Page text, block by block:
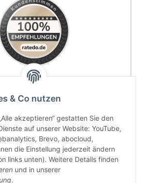
4.9 / 5
SEHR GUT
Empfehlungsrate
aus 11 Bewertungen
Bewertungen ansehen
& Co nutzen
akzeptieren“ gestatten Sie den
auf unserer Website: YouTube,
Brevo, abocloud,
die Einstellung jederzeit ändern
links unten). Weitere Details finden
und in unserer
.